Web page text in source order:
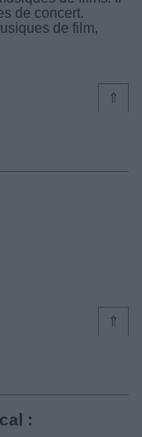
de concert.
de film,
⇑
⇑
: